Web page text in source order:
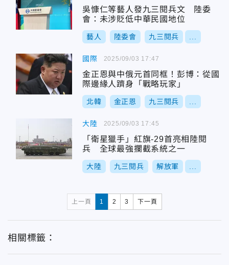
吳慷仁等藝人發九三閱兵文 陸委
會：未涉貶低中華民國地位
藝人 陸委會 九三閱兵
國際
金正恩與中俄元首同框！彭博：從國
際邊緣人躋身「戰略玩家」
北韓 金正恩 九三閱兵
2025/09/03 17:47
大陸
「衛星獵手」紅旗-29首亮相陸閱
兵 全球最強攔截系統之一
大陸 九三閱兵 解放軍
2025/09/03 17:45
上一頁 1 2 3 下一頁
相關標籤：